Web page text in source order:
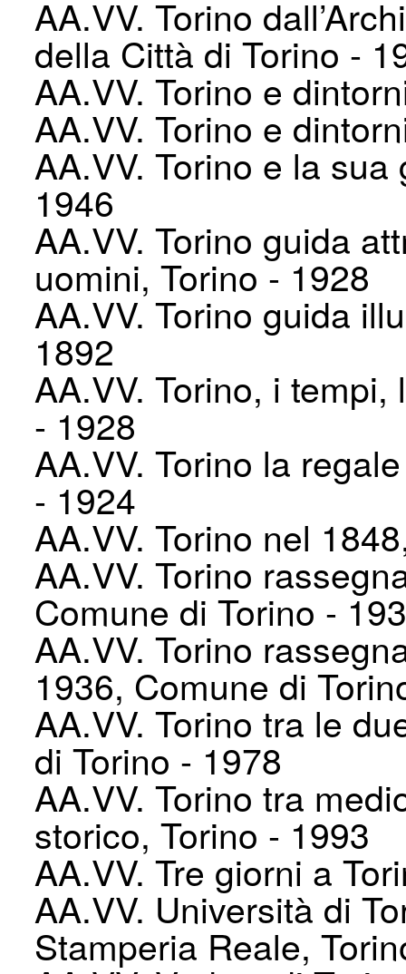
AA.VV. Torino
della Città di Torino -
AA.VV. Torino e
AA.VV. Torino e
AA.VV. Torino e la
1946
AA.VV. Torino guida
uomini, Torino - 1928
AA.VV. Torino guida
1892
AA.VV. Torino, i
- 1928
AA.VV. Torino la
- 1924
AA.VV. Torino nel
AA.VV. Torino
Comune di Torino -
AA.VV. Torino
1936, Comune di
AA.VV. Torino tra le
di Torino - 1978
AA.VV. Torino tra
storico, Torino - 1993
AA.VV. Tre giorni a
AA.VV. Università di
Stamperia Reale,